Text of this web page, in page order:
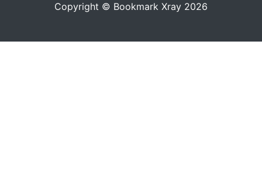
Copyright © Bookmark Xray 2026